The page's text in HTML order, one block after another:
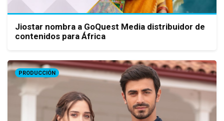
Jiostar nombra a GoQuest Media distribuidor de
contenidos para África
PRODUCCIÓN